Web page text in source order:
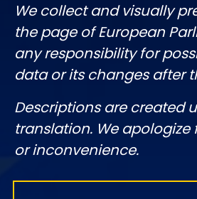
We collect and visually
the page of European
any responsibility for
data or its changes after
Descriptions are created
translation. We
or inconvenience.